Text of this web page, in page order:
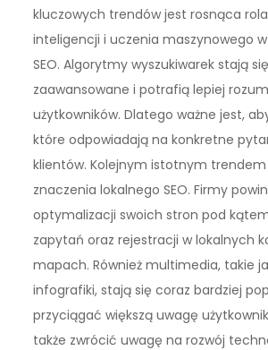
kluczowych trendów jest rosnąca
inteligencji i uczenia maszynowego
SEO. Algorytmy wyszukiwarek stają
zaawansowane i potrafią lepiej
użytkowników. Dlatego ważne jest,
które odpowiadają na konkretne
klientów. Kolejnym istotnym
znaczenia lokalnego SEO. Firmy
optymalizacji swoich stron pod
zapytań oraz rejestracji w lokalnych
mapach. Również multimedia, takie
infografiki, stają się coraz bardziej
przyciągać większą uwagę
także zwrócić uwagę na rozwój